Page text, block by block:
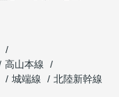
高山本線
城端線
北陸新幹線